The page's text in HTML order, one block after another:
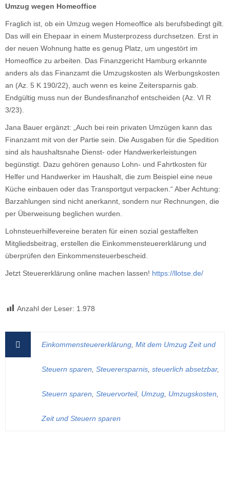
Umzug wegen Homeoffice
Fraglich ist, ob ein Umzug wegen Homeoffice als berufsbedingt gilt.
Das will ein Ehepaar in einem Musterprozess durchsetzen. Erst in
der neuen Wohnung hatte es genug Platz, um ungestört im
Homeoffice zu arbeiten. Das Finanzgericht Hamburg erkannte
anders als das Finanzamt die Umzugskosten als Werbungskosten
an (Az. 5 K 190/22), auch wenn es keine Zeitersparnis gab.
Endgültig muss nun der Bundesfinanzhof entscheiden (Az. VI R
3/23).
Jana Bauer ergänzt: „Auch bei rein privaten Umzügen kann das
Finanzamt mit von der Partie sein. Die Ausgaben für die Spedition
sind als haushaltsnahe Dienst- oder Handwerkerleistungen
begünstigt. Dazu gehören genauso Lohn- und Fahrtkosten für
Helfer und Handwerker im Haushalt, die zum Beispiel eine neue
Küche einbauen oder das Transportgut verpacken.“ Aber Achtung:
Barzahlungen sind nicht anerkannt, sondern nur Rechnungen, die
per Überweisung beglichen wurden.
Lohnsteuerhilfevereine beraten für einen sozial gestaffelten
Mitgliedsbeitrag, erstellen die Einkommensteuererklärung und
überprüfen den Einkommensteuerbescheid.
Jetzt Steuererklärung online machen lassen! https://llotse.de/
Anzahl der Leser: 1.978
Einkommensteuererklärung Mit dem Umzug Zeit und
Steuern sparen Steuerersparnis steuerlich absetzbar,
Steuern sparen Steuervorteil, Umzug Umzugskosten
Zeit und Steuern sparen